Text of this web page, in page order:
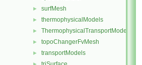
► surfMesh
► thermophysicalModels
► ThermophysicalTransportModels
► topoChangerFvMesh
► transportModels